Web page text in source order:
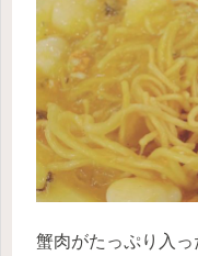
蟹肉がたっぷり入